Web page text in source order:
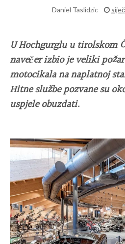
Daniel Taslidzic
U Hochgurglu u tirolskom
navečer izbio je veliki
motocikala na naplatnoj
Hitne službe pozvane su
uspjele obuzdati.